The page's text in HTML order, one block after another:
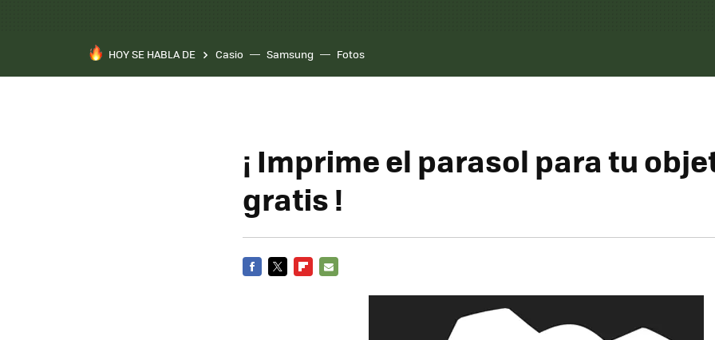
HOY SE HABLA DE Casio Samsung Fotos
¡ Imprime el parasol para tu
gratis !